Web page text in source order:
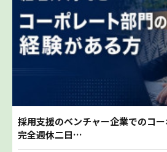
採用支援のベンチャー企業でのコ
完全週休二日…